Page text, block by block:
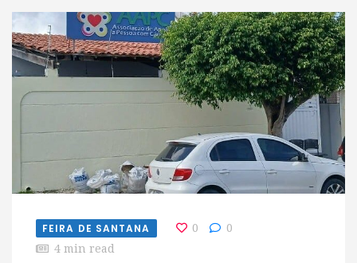
FEIRA DE SANTANA 0
0
4 min read